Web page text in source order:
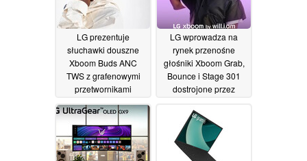
LG prezentuje
słuchawki douszne
Xboom Buds ANC
TWS z grafenowymi
przetwornikami
muzyka will.i.am
15/04/2025
LG wprowadza na
rynek przenośne
głośniki Xboom Grab,
Bounce i Stage 301
dostrojone przez
15/04/2025